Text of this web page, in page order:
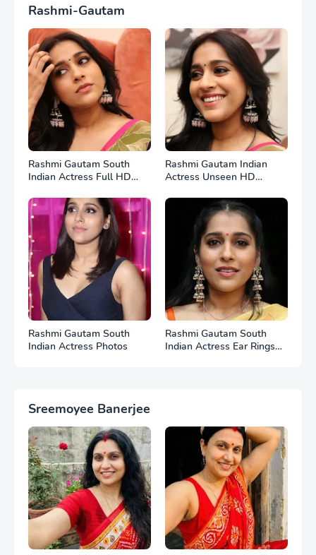
Rashmi-Gautam
Rashmi Gautam South
Indian Actress Full HD
Rashmi Gautam Indian
Actress Unseen HD
Rashmi Gautam South
Indian Actress Photos
Rashmi Gautam South
Indian Actress Ear Rings
Sreemoyee Banerjee